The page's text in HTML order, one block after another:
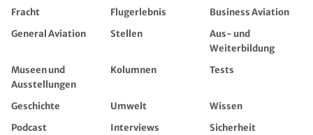
Fracht
Flugerlebnis
Business Aviation
General Aviation
Stellen
Aus- und
Weiterbildung
Museen und
Ausstellungen
Kolumnen Tests
Geschichte Umwelt
Wissen
Podcast
Interviews
Sicherheit